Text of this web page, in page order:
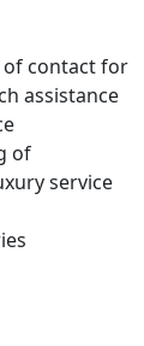
of contact for
assistance
of
service